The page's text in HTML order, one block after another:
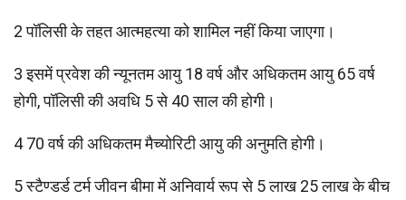
2 पॉलिसी के तहत आत्महत्या को शामिल नहीं किया जाएगा।
3 इसमें प्रवेश की न्यूनतम आयु 18 वर्ष और अधिकतम आयु 65 वर्ष
होगी, पॉलिसी की अवधि 5 से 40 साल की होगी।
4 70 वर्ष की अधिकतम मैच्योरिटी आयु की अनुमति होगी।
5 स्टैण्डर्ड टर्म जीवन बीमा में अनिवार्य रूप से 5 लाख 25 लाख के बीच